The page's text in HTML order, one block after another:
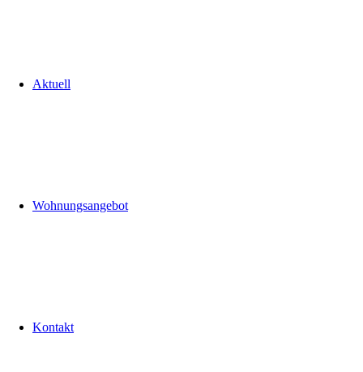
Aktuell
Wohnungsangebot
Kontakt